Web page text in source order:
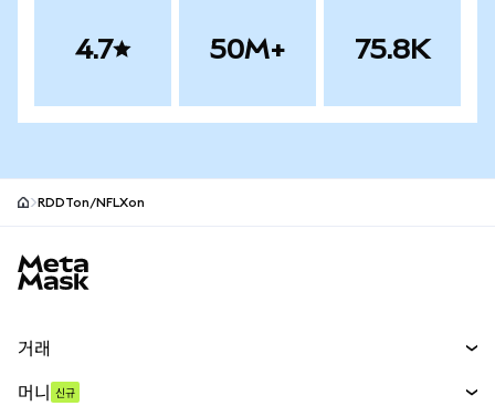
4.7 50M+ 75.8K
RDDTon/NFLXon
거래
머니 신규